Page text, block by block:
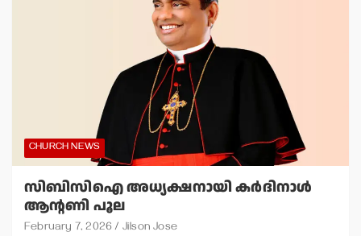
CHURCH NEWS
സിബിസിഐ അധ്യക്ഷനായി കര്‍ദിനാള്‍
ആന്റണി പൂല
February 7, 2026 Jilson Jose